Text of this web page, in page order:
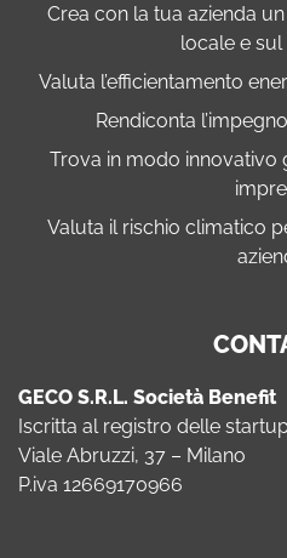
Crea con la tua azienda
locale e
Valuta l’efficientamento
Rendiconta
Trova in modo innovativo
Valuta il rischio climatico
GECO S.R.L. Società Benefit
Iscritta al registro delle
Viale Abruzzi, 37 – Milano
P.iva 12669170966